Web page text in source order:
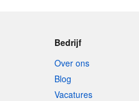
Bedrijf
Over ons
Blog
Vacatures